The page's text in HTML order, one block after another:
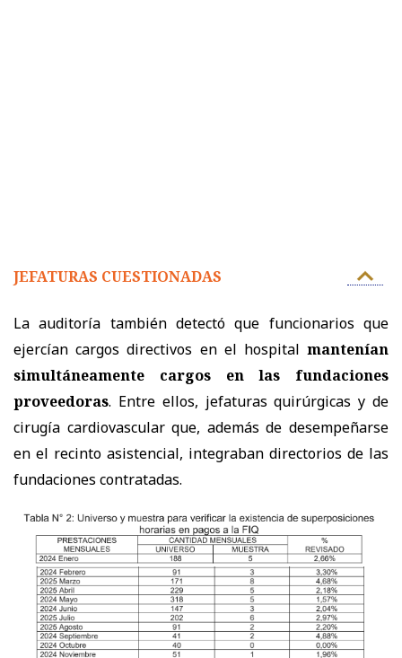
JEFATURAS CUESTIONADAS
La auditoría también detectó que funcionarios que
ejercían cargos directivos en el hospital mantenían
simultáneamente cargos en las fundaciones
proveedoras. Entre ellos, jefaturas quirúrgicas y de
cirugía cardiovascular que, además de desempeñarse
en el recinto asistencial, integraban directorios de las
fundaciones contratadas.